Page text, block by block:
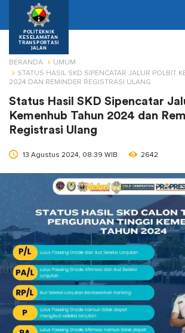
POLITEKNIK
KESELAMATAN
TRANSPORTASI
JALAN
BERANDA
UMUM
STATUS HASIL SKD SIPENCATAR JALUR POLBIT
2024 DAN REMINDER REGISTRASI ULANG
Status Hasil SKD Sipencatar
Kemenhub Tahun 2024 dan
Registrasi Ulang
13 Agustus 2024, 08:39 WIB 2642